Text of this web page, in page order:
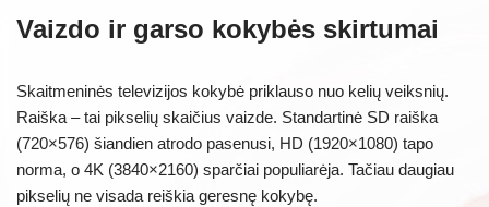
Vaizdo ir garso kokybės skirtumai
Skaitmeninės televizijos kokybė priklauso nuo kelių veiksnių.
Raiška – tai pikselių skaičius vaizde. Standartinė SD raiška
(720×576) šiandien atrodo pasenusi, HD (1920×1080) tapo
norma, o 4K (3840×2160) sparčiai populiarėja. Tačiau daugiau
pikselių ne visada reiškia geresnę kokybę.